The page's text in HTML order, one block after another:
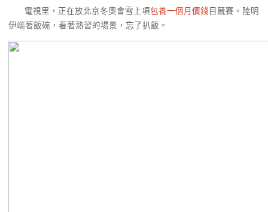
電視里，正在放北京冬奧會雪上項包養一個月價錢 目競賽。陸明
伊端著飯碗，看著熟習的場景，忘了扒飯。